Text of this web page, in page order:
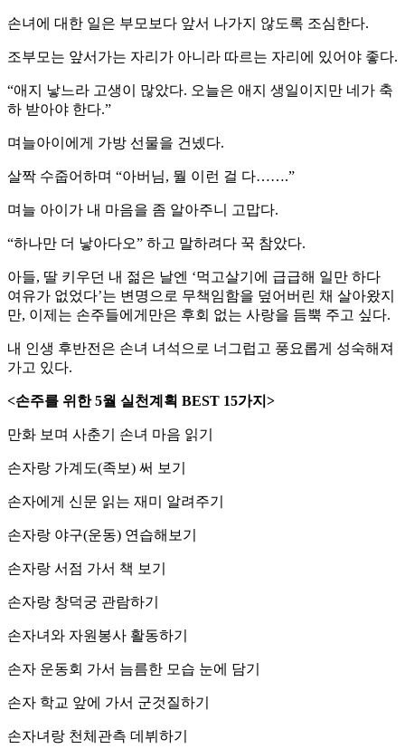
손녀에 대한 일은 부모보다 앞서 나가지 않도록 조심한다.
조부모는 앞서가는 자리가 아니라 따르는 자리에 있어야 좋다.
“애지 낳느라 고생이 많았다. 오늘은 애지 생일이지만 네가 축
하 받아야 한다.”
며늘아이에게 가방 선물을 건넸다.
살짝 수줍어하며 “아버님, 뭘 이런 걸 다…….”
며늘 아이가 내 마음을 좀 알아주니 고맙다.
“하나만 더 낳아다오” 하고 말하려다 꾹 참았다.
아들, 딸 키우던 내 젊은 날엔 ‘먹고살기에 급급해 일만 하다
여유가 없었다’는 변명으로 무책임함을 덮어버린 채 살아왔지
만, 이제는 손주들에게만은 후회 없는 사랑을 듬뿍 주고 싶다.
내 인생 후반전은 손녀 녀석으로 너그럽고 풍요롭게 성숙해져
가고 있다.
<손주를 위한 5월 실천계획 BEST 15가지>
만화 보며 사춘기 손녀 마음 읽기
손자랑 가계도(족보) 써 보기
손자에게 신문 읽는 재미 알려주기
손자랑 야구(운동) 연습해보기
손자랑 서점 가서 책 보기
손자랑 창덕궁 관람하기
손자녀와 자원봉사 활동하기
손자 운동회 가서 늠름한 모습 눈에 담기
손자 학교 앞에 가서 군것질하기
손자녀랑 천체관측 데뷔하기